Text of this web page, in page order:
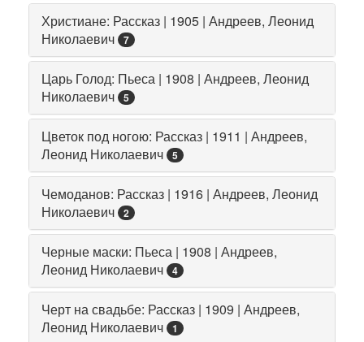
Христиане: Рассказ | 1905 | Андреев, Леонид
Николаевич
7
Царь Голод: Пьеса | 1908 | Андреев, Леонид
Николаевич
5
Цветок под ногою: Рассказ | 1911 | Андреев,
Леонид Николаевич
5
Чемоданов: Рассказ | 1916 | Андреев, Леонид
Николаевич
2
Черные маски: Пьеса | 1908 | Андреев,
Леонид Николаевич
4
Черт на свадьбе: Рассказ | 1909 | Андреев,
Леонид Николаевич
1